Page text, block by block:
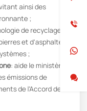
ainsi des
;
de recyclage
et d'asphalte,
;
: aide le ministère
émissions de
de l'Accord de